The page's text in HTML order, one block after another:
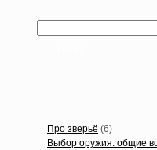
Про зверьё (6)
Выбор оружия: общие